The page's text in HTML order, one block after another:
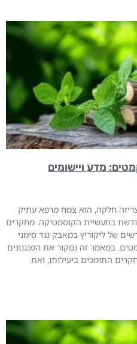
מדע ויישומים
חלקה, הוא צמח מרפא עתיק
בתעשיית הקוסמטיקה. מחקרים
של ליקוריץ במאבק נגד סימני
במאמר זה נסקור את המנגנונים
התומכים ביעילותו, ואת